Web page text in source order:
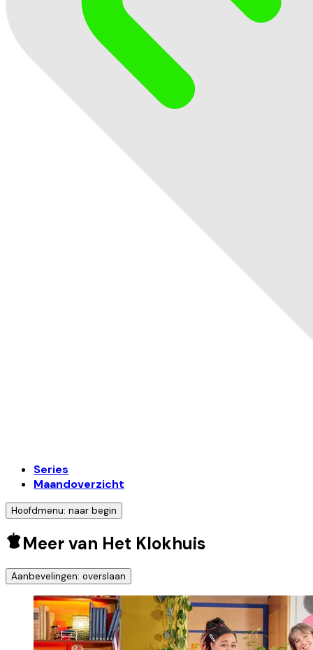
Series
Maandoverzicht
Hoofdmenu: naar begin
Meer van Het Klokhuis
Aanbevelingen: overslaan